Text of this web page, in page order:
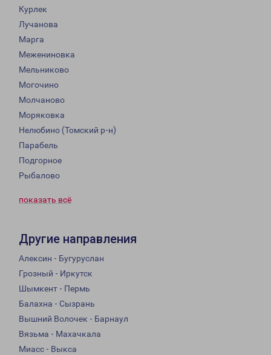
Курлек
Лучанова
Марга
Межениновка
Мельниково
Могочино
Молчаново
Моряковка
Нелюбино (Томский р-н)
Парабель
Подгорное
Рыбалово
показать всё
Другие направления
Алексин - Бугуруслан
Грозный - Иркутск
Шымкент - Пермь
Балахна - Сызрань
Вышний Волочек - Барнаул
Вязьма - Махачкала
Миасс - Выкса